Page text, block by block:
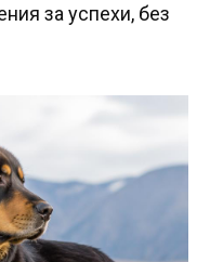
за успехи, без